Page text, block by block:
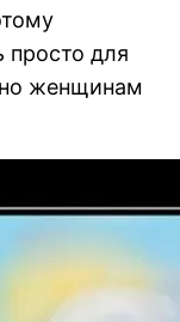
просто для
женщинам